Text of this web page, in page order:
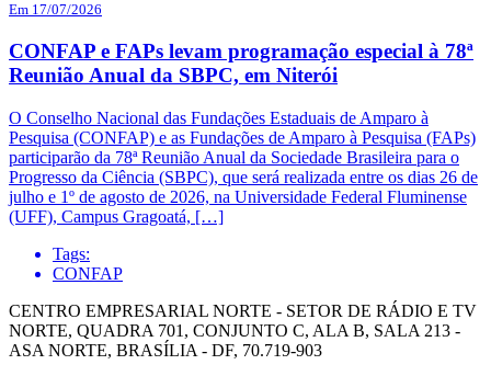
Em 17/07/2026
CONFAP e FAPs levam programação especial à 78ª
Reunião Anual da SBPC, em Niterói
O Conselho Nacional das Fundações Estaduais de Amparo à
Pesquisa (CONFAP) e as Fundações de Amparo à Pesquisa (FAPs)
participarão da 78ª Reunião Anual da Sociedade Brasileira para o
Progresso da Ciência (SBPC), que será realizada entre os dias 26 de
julho e 1º de agosto de 2026, na Universidade Federal Fluminense
(UFF), Campus Gragoatá, […]
Tags:
CONFAP
CENTRO EMPRESARIAL NORTE - SETOR DE RÁDIO E TV
NORTE, QUADRA 701, CONJUNTO C, ALA B, SALA 213 -
ASA NORTE, BRASÍLIA - DF, 70.719-903